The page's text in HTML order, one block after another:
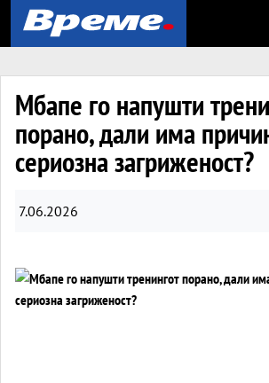
Мбапе го напушти
порано, дали има
сериозна загриженост?
7.06.2026